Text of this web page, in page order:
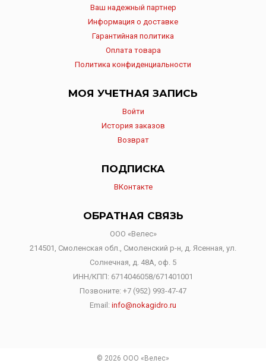
Ваш надежный партнер
Информация о доставке
Гарантийная политика
Оплата товара
Политика конфиденциальности
МОЯ УЧЕТНАЯ ЗАПИСЬ
Войти
История заказов
Возврат
ПОДПИСКА
ВКонтакте
ОБРАТНАЯ СВЯЗЬ
ООО «Велес»
214501, Смоленская обл., Смоленский р-н, д. Ясенная, ул.
Солнечная, д. 48А, оф. 5
ИНН/КПП: 6714046058/671401001
Позвоните: +7 (952) 993-47-47
Email: info@nokagidro.ru
© 2026 ООО «Велес»